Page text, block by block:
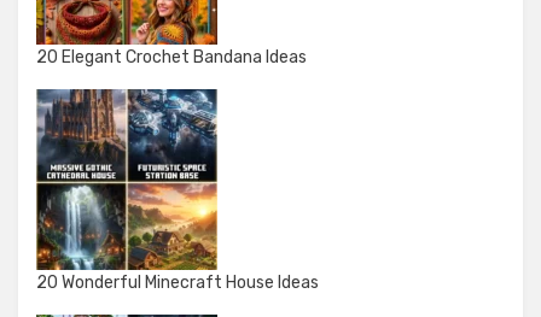
20 Elegant Crochet Bandana Ideas
20 Wonderful Minecraft House Ideas